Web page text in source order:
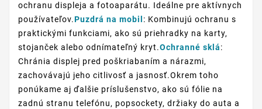
ochranu displeja a fotoaparátu. Ideálne pre aktívnych
používateľov.Puzdrá na mobil : Kombinujú ochranu s
praktickými funkciami, ako sú priehradky na karty,
stojanček alebo odnímateľný kryt.Ochranné sklá:
Chránia displej pred poškriabaním a nárazmi,
zachovávajú jeho citlivosť a jasnosť.Okrem toho
ponúkame aj ďalšie príslušenstvo, ako sú fólie na
zadnú stranu telefónu, popsockety, držiaky do auta a